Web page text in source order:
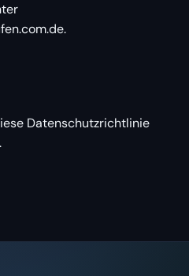
.
Datenschutzrichtlinie